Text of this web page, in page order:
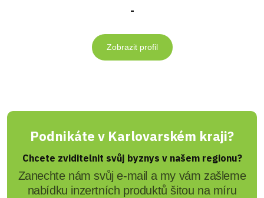
-
Zobrazit profil
Podnikáte v Karlovarském kraji?
Chcete zviditelnit svůj byznys v našem regionu?
Zanechte nám svůj e-mail a my vám zašleme
nabídku inzertních produktů šitou na míru